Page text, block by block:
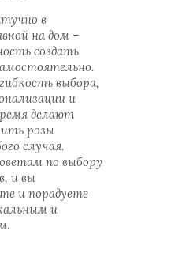
в
на дом –
создать
выбора,
и
делают
розы
случая.
по выбору
и вы
и порадуете
и